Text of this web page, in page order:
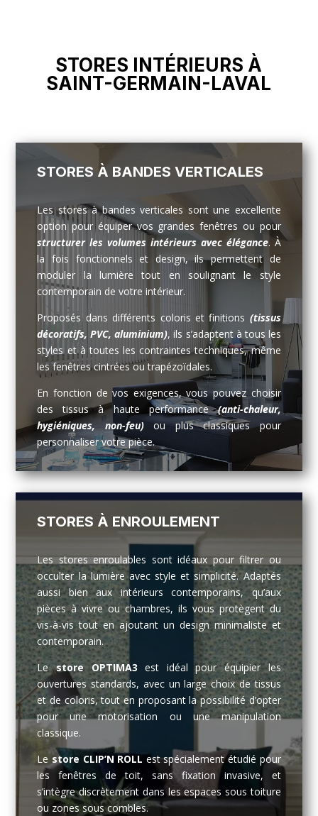
STORES INTÉRIEURS À
SAINT-GERMAIN-LAVAL
STORES À BANDES VERTICALES
Les stores à bandes verticales sont une excellente
option pour équiper vos grandes fenêtres ou pour
structurer les volumes intérieurs avec élégance. À
la fois fonctionnels et design, ils permettent de
moduler la lumière tout en soulignant le style
contemporain de votre intérieur.
Proposés dans différents coloris et finitions (tissus
décoratifs, PVC, aluminium), ils s’adaptent à tous les
styles et à toutes les contraintes techniques, même
les fenêtres cintrées ou trapézoïdales.
En fonction de vos exigences, vous pouvez choisir
des tissus à haute performance(anti-chaleur,
hygiéniques, non-feu)ou plus classiques pour
personnaliser votre pièce.
STORES À ENROULEMENT
Les stores enroulables sont idéaux pour filtrer ou
occulter la lumière avec style et simplicité. Adaptés
aussi bien aux intérieurs contemporains, qu’aux
pièces à vivre ou chambres, ils vous protègent du
vis-à-vis tout en ajoutant un design minimaliste et
contemporain.
Lestore OPTIMA3 est idéal pour équipier les
ouvertures standards, avec un large choix de tissus
et de coloris, tout en proposant la possibilité d’opter
pour une motorisation ou une manipulation
classique.
Le store CLIP’N ROLLest spécialement étudié pour
les fenêtres de toit, sans fixation invasive, et
s’intègre discrètement dans les espaces sous toiture
ou zones sous combles.